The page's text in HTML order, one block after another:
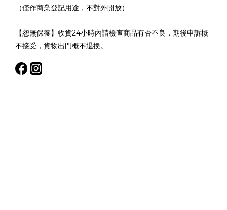
（僅作商業登記用途，不對外開放）
【恕無保養】收貨24小時內請檢查商品有否不良，期後申訴概
不接受，貨物出門概不退換。